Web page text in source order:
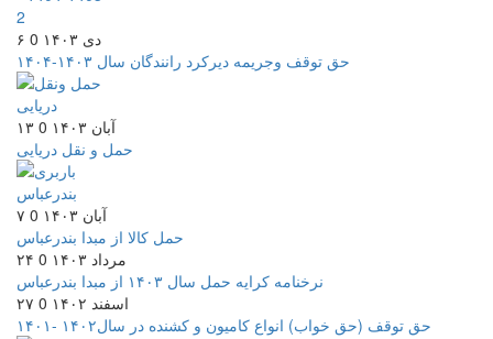
۶ دی ۱۴۰۳
0
حق توقف وجریمه دیرکرد رانندگان سال ۱۴۰۳-۱۴۰۴
۱۳ آبان ۱۴۰۳
0
حمل و نقل دریایی
۷ آبان ۱۴۰۳
0
حمل کالا از مبدا بندرعباس
۲۴ مرداد ۱۴۰۳
0
نرخنامه کرایه حمل سال ۱۴۰۳ از مبدا بندرعباس
۲۷ اسفند ۱۴۰۲
0
حق توقف (حق خواب) انواع کامیون و کشنده در سال۱۴۰۲ -۱۴۰۱